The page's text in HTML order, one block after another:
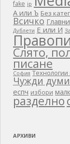
fake ip
А или Ъ Без
Всичко
Дублети Е или И
Слято,
писане
София
Чужди думи
еспч избори
разделно
АРХИВИ